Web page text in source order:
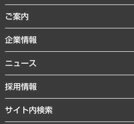
組織・人事戦略
デジタルイノベーション
共生・ダイバーシティ
GRC（ガバナンス・リスク・コンプライアンス
経済・産業・雇用・労働
経済調査
レポート
コラム
経営用語集
受託・受注実績（官公庁関連）
メディア掲載・出演
ご案内
セミナー・イベント情報
MUFGビジネスセミナー
受託案件情報
企業情報
私たちの想い
社長メッセージ
会社概要
ニュース
ニュースリリース
お知らせ
採用情報
サイト内検索